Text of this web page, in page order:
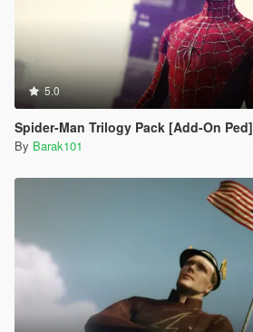
5.0
Spider-Man Trilogy Pack [Add-On Ped]
By Barak101